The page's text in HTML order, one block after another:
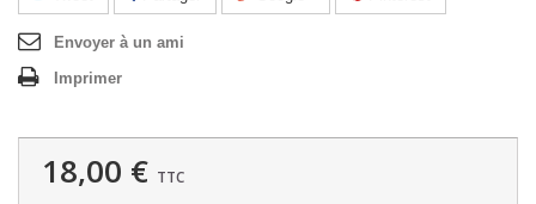
Envoyer à un ami
Imprimer
18,00 € TTC